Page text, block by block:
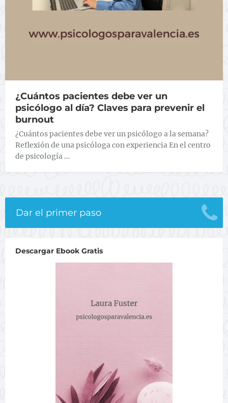
¿Cuántos pacientes debe ver un
psicólogo al día? Claves para prevenir el
burnout
¿Cuántos pacientes debe ver un psicólogo a la semana?
Reflexión de una psicóloga con experiencia En el centro
de psicología …
Dar el primer paso
Descargar Ebook Gratis